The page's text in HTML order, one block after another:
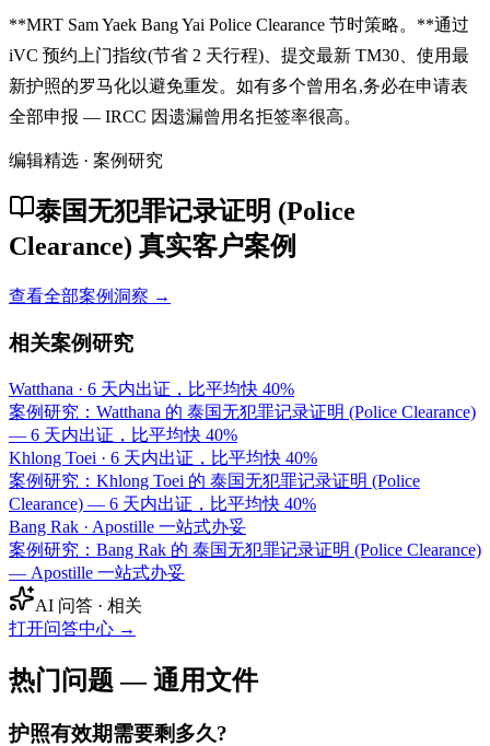
**MRT Sam Yaek Bang Yai Police Clearance 节时策略。**通过
iVC 预约上门指纹(节省 2 天行程)、提交最新 TM30、使用最
新护照的罗马化以避免重发。如有多个曾用名,务必在申请表
全部申报 — IRCC 因遗漏曾用名拒签率很高。
编辑精选 · 案例研究
泰国无犯罪记录证明 (Police
Clearance) 真实客户案例
查看全部案例洞察 →
相关案例研究
Watthana · 6 天内出证，比平均快 40%
案例研究：Watthana 的 泰国无犯罪记录证明 (Police Clearance)
— 6 天内出证，比平均快 40%
Khlong Toei · 6 天内出证，比平均快 40%
案例研究：Khlong Toei 的 泰国无犯罪记录证明 (Police
Clearance) — 6 天内出证，比平均快 40%
Bang Rak · Apostille 一站式办妥
案例研究：Bang Rak 的 泰国无犯罪记录证明 (Police Clearance)
— Apostille 一站式办妥
AI 问答 · 相关
打开问答中心 →
热门问题 — 通用文件
护照有效期需要剩多久?